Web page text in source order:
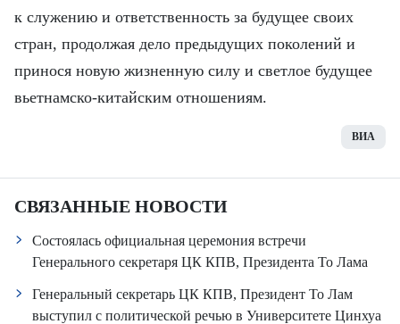
к служению и ответственность за будущее своих
стран, продолжая дело предыдущих поколений и
принося новую жизненную силу и светлое будущее
вьетнамско-китайским отношениям.
ВИА
СВЯЗАННЫЕ НОВОСТИ
Состоялась официальная церемония встречи
Генерального секретаря ЦК КПВ, Президента То Лама
Генеральный секретарь ЦК КПВ, Президент То Лам
выступил с политической речью в Университете Цинхуа